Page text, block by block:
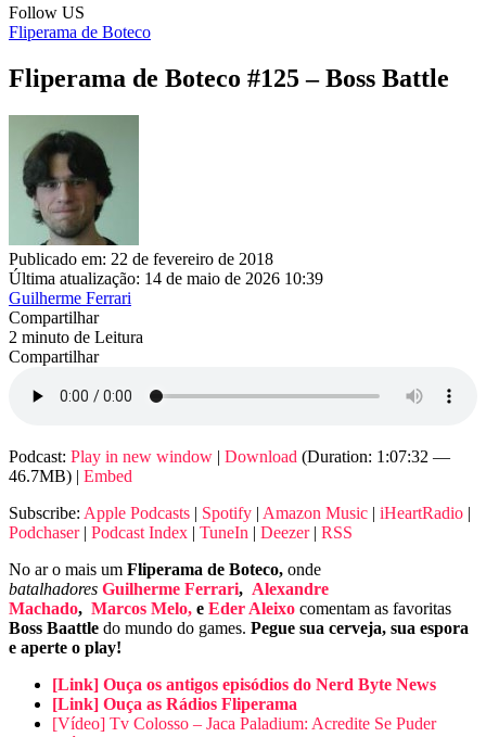
Follow US
Fliperama de Boteco
Fliperama de Boteco #125 – Boss Battle
Publicado em: 22 de fevereiro de 2018
Última atualização: 14 de maio de 2026 10:39
Guilherme Ferrari
Compartilhar
2 minuto de Leitura
Compartilhar
Podcast: Play in new window | Download (Duration: 1:07:32 —
46.7MB) | Embed
Subscribe: Apple Podcasts | Spotify | Amazon Music | iHeartRadio |
Podchaser| Podcast Index | TuneIn | Deezer| RSS
No ar o mais um Fliperama de Boteco, onde
batalhadores Guilherme Ferrari, Alexandre
Machado, Marcos Melo, e Eder Aleixo comentam as favoritas
Boss Baattle do mundo do games. Pegue sua cerveja, sua espora
e aperte o play!
[Link] Ouça os antigos episódios do Nerd Byte News
[Link] Ouça as Rádios Fliperama
[Vídeo] Tv Colosso – Jaca Paladium: Acredite Se Puder